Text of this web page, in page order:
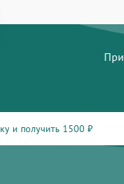
и получить 1500 ₽